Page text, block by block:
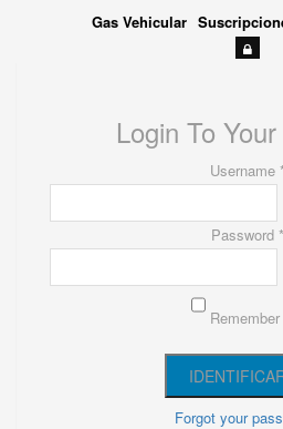
Gas Vehicular
Login To
Username
Password *
Forgot your